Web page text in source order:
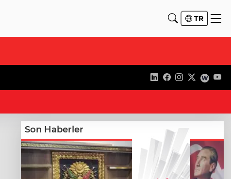
TR
Son Haberler